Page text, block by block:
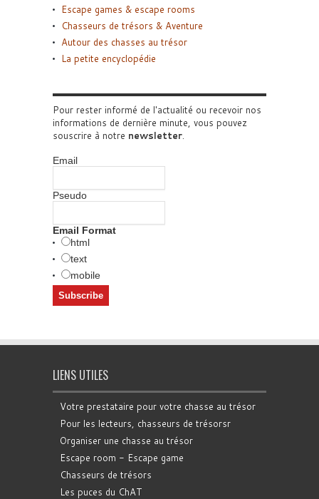
Escape games & escape rooms
Chasseurs de trésors & Aventure
Autour des chasses au trésor
La petite encyclopédie
Pour rester informé de l'actualité ou recevoir nos
informations de dernière minute, vous pouvez
souscrire à notre newsletter
Email
Pseudo
Email Format
html
text
mobile
LIENS UTILES
Votre prestataire pour votre chasse au trésor
Pour les lecteurs, chasseurs de trésorsr
Organiser une chasse au trésor
Escape room - Escape game
Chasseurs de trésors
Les puces du ChAT